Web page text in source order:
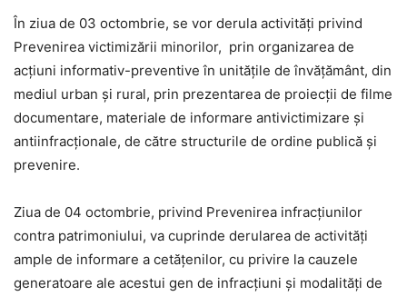
În ziua de 03 octombrie, se vor derula activități privind
Prevenirea victimizării minorilor, prin organizarea de
acțiuni informativ-preventive în unitățile de învățământ, din
mediul urban și rural, prin prezentarea de proiecții de filme
documentare, materiale de informare antivictimizare și
antiinfracționale, de către structurile de ordine publică și
prevenire.
Ziua de 04 octombrie, privind Prevenirea infracţiunilor
contra patrimoniului, va cuprinde derularea de activități
ample de informare a cetăţenilor, cu privire la cauzele
generatoare ale acestui gen de infracţiuni şi modalităţi de